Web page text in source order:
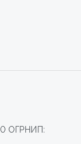
ОГРНИП: